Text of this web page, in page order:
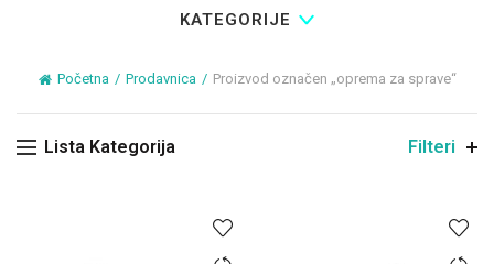
KATEGORIJE
Početna Prodavnica Proizvod označen „oprema za sprave“
Lista Kategorija Filteri